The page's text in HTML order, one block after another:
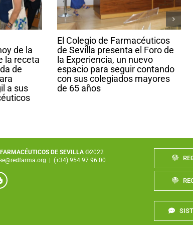
de la
la receta
de
a sus
El Colegio de Farmacéuticos
de Sevilla presenta el Foro de
la Experiencia, un nuevo
espacio para seguir contando
con sus colegiados mayores
de 65 años
DE SEVILLA ©2022
|(+34) 954 97 96 00